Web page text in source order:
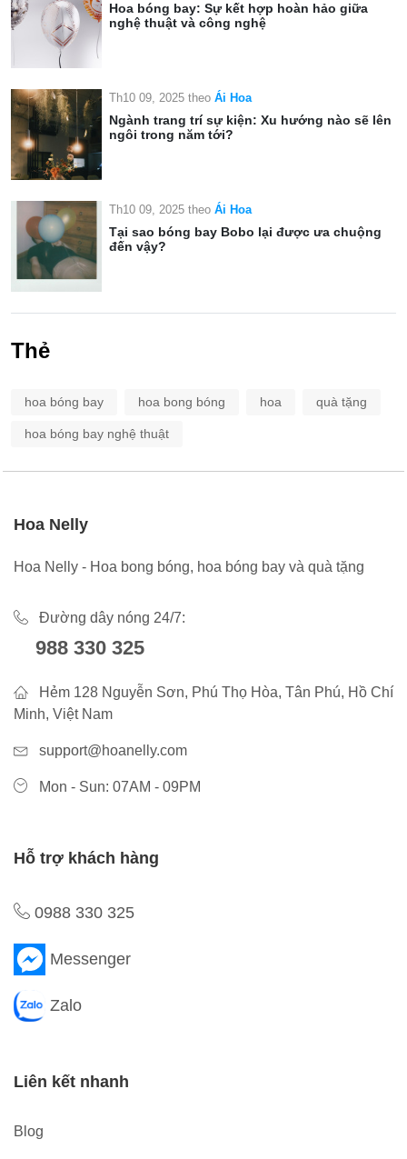
Hoa bóng bay: Sự kết hợp hoàn hảo giữa
nghệ thuật và công nghệ
Th10 09, 2025 theo Ái Hoa
Ngành trang trí sự kiện: Xu hướng nào sẽ lên
ngôi trong năm tới?
Th10 09, 2025 theo Ái Hoa
Tại sao bóng bay Bobo lại được ưa chuộng
đến vậy?
Thẻ
hoa bóng bay hoa bong bóng hoa quà tặng
hoa bóng bay nghệ thuật
Hoa Nelly
Hoa Nelly - Hoa bong bóng, hoa bóng bay và quà tặng
Đường dây nóng 24/7:
988 330 325
Hẻm 128 Nguyễn Sơn, Phú Thọ Hòa, Tân Phú, Hồ Chí
Minh, Việt Nam
support@hoanelly.com
Mon - Sun: 07AM - 09PM
Hỗ trợ khách hàng
0988 330 325
Messenger
Zalo
Liên kết nhanh
Blog